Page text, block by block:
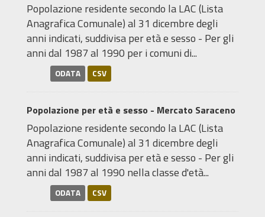
Popolazione residente secondo la LAC (Lista
Anagrafica Comunale) al 31 dicembre degli
anni indicati, suddivisa per età e sesso - Per gli
anni dal 1987 al 1990 per i comuni di...
ODATA CSV
Popolazione per età e sesso - Mercato Saraceno
Popolazione residente secondo la LAC (Lista
Anagrafica Comunale) al 31 dicembre degli
anni indicati, suddivisa per età e sesso - Per gli
anni dal 1987 al 1990 nella classe d'età...
ODATA CSV